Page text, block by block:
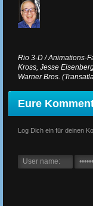
Rio 3-D / Animations-
Kross, Jesse
Warner Bros.
Eure
Log Dich ein für deinen